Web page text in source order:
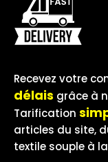
Recevez votre
délais grâce à
Tarification
articles du site,
textile souple à